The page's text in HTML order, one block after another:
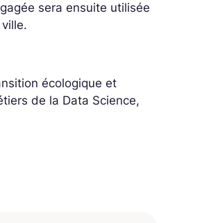
sera ensuite utilisée
écologique et
de la Data Science,